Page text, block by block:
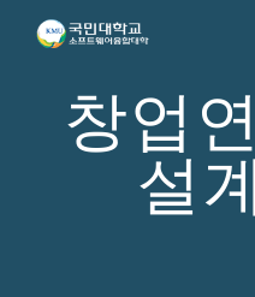
Skip to main content
창업
설